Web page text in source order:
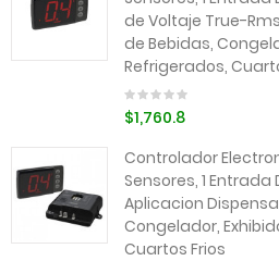
de Voltaje True-
de Bebidas,
Refrigerados,
$1,760.8
Controlador
Sensores, 1
Aplicacion
Congelador,
Cuartos Frios